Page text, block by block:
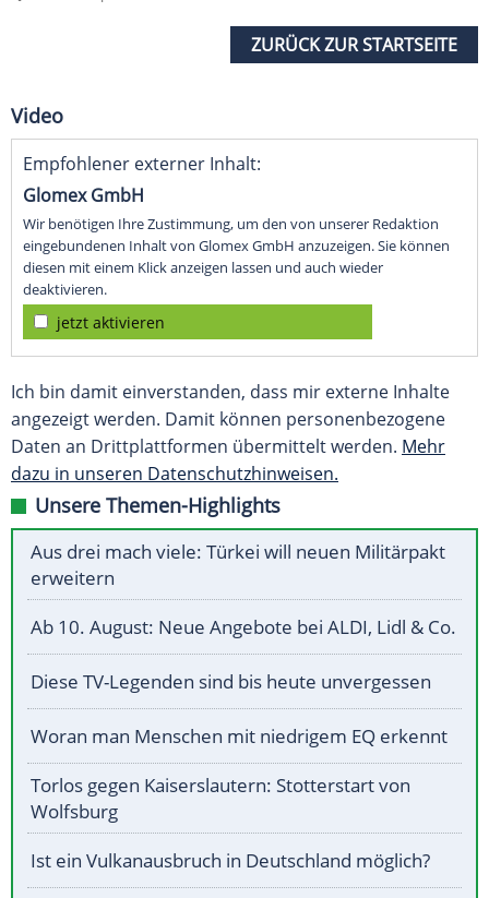
ZURÜCK ZUR STARTSEITE
Video
Empfohlener externer Inhalt:
Glomex GmbH
Wir benötigen Ihre Zustimmung, um den von unserer Redaktion
eingebundenen Inhalt von Glomex GmbH anzuzeigen. Sie können
diesen mit einem Klick anzeigen lassen und auch wieder
deaktivieren.
jetzt aktivieren
Ich bin damit einverstanden, dass mir externe Inhalte
angezeigt werden. Damit können personenbezogene
Daten an Drittplattformen übermittelt werden. Mehr
dazu in unseren Datenschutzhinweisen.
Unsere Themen-Highlights
Aus drei mach viele: Türkei will neuen Militärpakt
erweitern
Ab 10. August: Neue Angebote bei ALDI, Lidl & Co.
Diese TV-Legenden sind bis heute unvergessen
Woran man Menschen mit niedrigem EQ erkennt
Torlos gegen Kaiserslautern: Stotterstart von
Wolfsburg
Ist ein Vulkanausbruch in Deutschland möglich?